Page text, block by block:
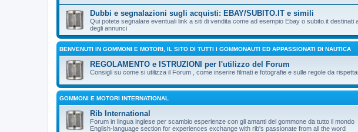
Dubbi e segnalazioni sugli acquisti: EBAY/SUBITO.IT e simili
Qui potete segnalare eventuali link a siti di vendita come ad esempio Ebay o subito.it
degli annunci
BENVENUTI IN GOMMONI E MOTORI, IL SITO DI TUTTI I GOMMONAUTI ED APPASSIONATI DI NAUTICA
REGOLAMENTO e ISTRUZIONI per l'utilizzo del Forum
Consigli su come si utilizza il Forum , come inserire filmati e fotografie e sulle regole da
GOMMONI E MOTORI INTERNATIONAL
Rib International
Forum in lingua inglese per scambio esperienze con gli amanti del gommone da tutto il mondo
English-language section for experiences exchange with rib's passionate from all the word